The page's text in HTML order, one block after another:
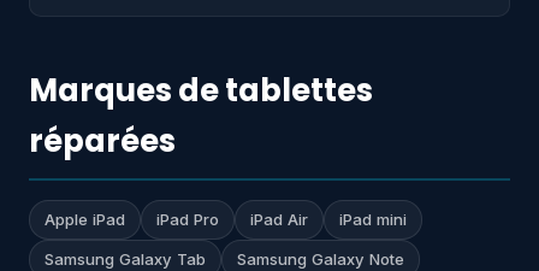
Marques de tablettes
réparées
Apple iPad iPad Pro iPad Air iPad mini
Samsung Galaxy Tab Samsung Galaxy Note